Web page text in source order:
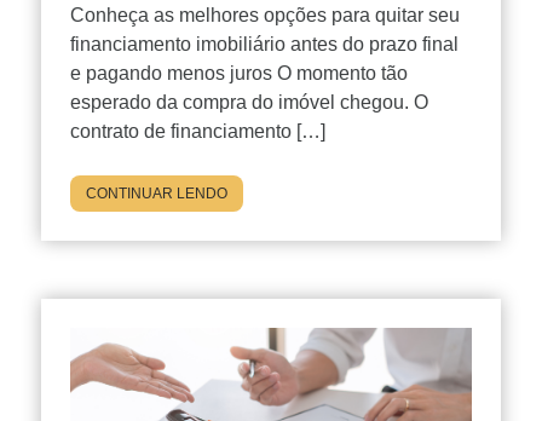
Conheça as melhores opções para quitar seu
financiamento imobiliário antes do prazo final
e pagando menos juros O momento tão
esperado da compra do imóvel chegou. O
contrato de financiamento […]
CONTINUAR LENDO